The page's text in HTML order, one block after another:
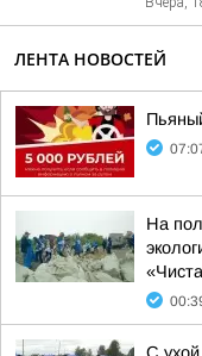
ЛЕНТА НОВОСТЕЙ
На